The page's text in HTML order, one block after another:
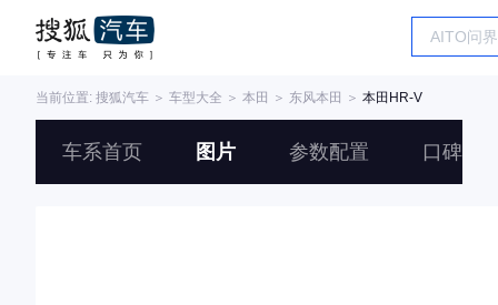
当前位置: 搜狐汽车 ＞ 车型大全 ＞ 本田 ＞ 东风本田 ＞ 本田HR-V
车系首页 图片 参数配置 口碑